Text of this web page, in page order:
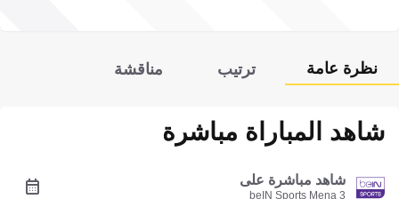
نظرة عامة ترتيب مناقشة
شاهد المباراة مباشرة
شاهد مباشرة على
beIN Sports Mena 3